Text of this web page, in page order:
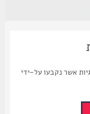
נקבעו על-ידי